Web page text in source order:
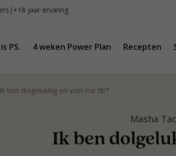
| +18 jaar ervaring
PS. 4 weken Power Plan Recepten
Ik ben dolgelukkig en voel me fit!*
Masha
Ik ben